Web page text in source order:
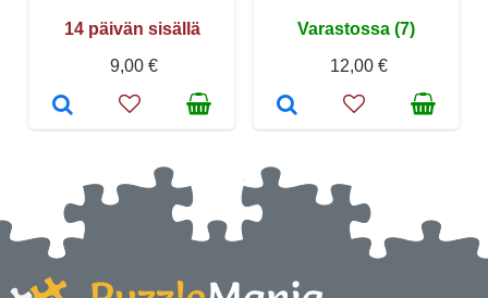
14 päivän sisällä
9,00 €
Varastossa (7)
12,00 €